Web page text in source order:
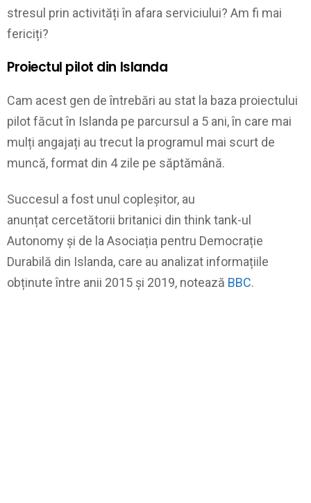
stresul prin activități în afara serviciului? Am fi mai
fericiți?
Proiectul pilot din Islanda
Cam acest gen de întrebări au stat la baza proiectului
pilot făcut în Islanda pe parcursul a 5 ani, în care mai
mulți angajați au trecut la programul mai scurt de
muncă, format din 4 zile pe săptămână.
Succesul a fost unul copleșitor, au
anunțat cercetătorii britanici din think tank-ul
Autonomy și de la Asociația pentru Democrație
Durabilă din Islanda, care au analizat informațiile
obținute între anii 2015 și 2019, notează BBC.